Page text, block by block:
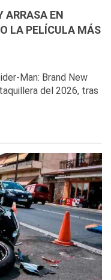
ARRASA EN
LA PELÍCULA MÁS
Man: Brand New
del 2026, tras